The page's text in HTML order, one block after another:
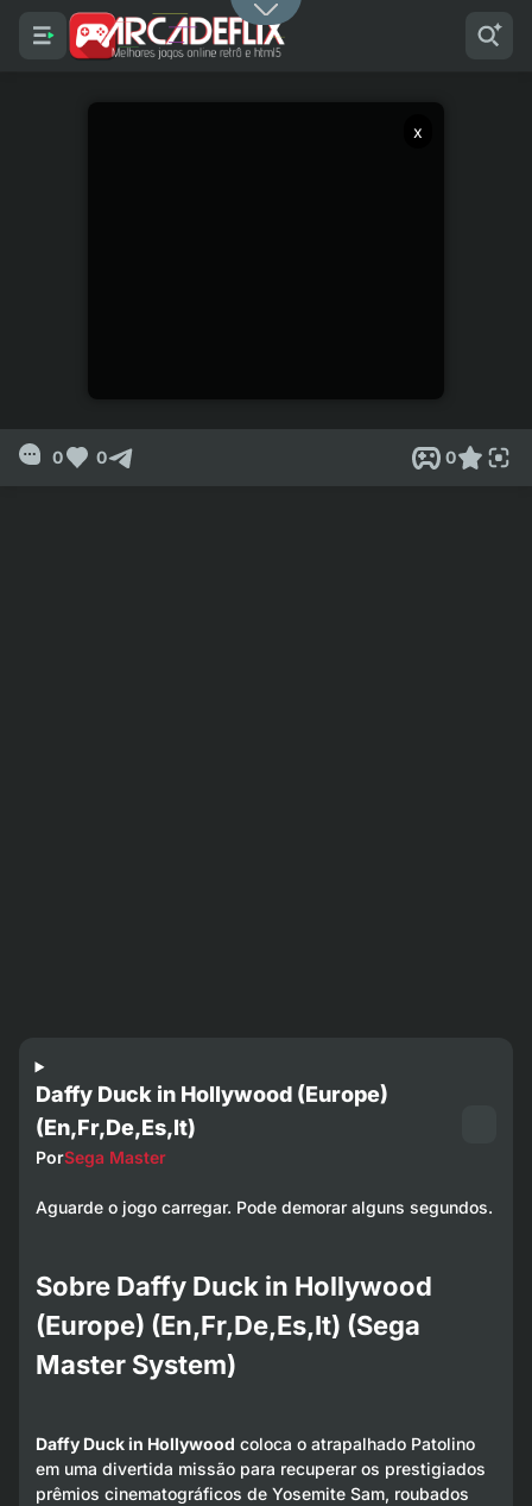
x
0 0 0
Daffy Duck in Hollywood (Europe)
(En,Fr,De,Es,It)
PorSega Master
Aguarde o jogo carregar. Pode demorar alguns segundos.
Sobre Daffy Duck in Hollywood
(Europe) (En,Fr,De,Es,It) (Sega
Master System)
Daffy Duck in Hollywood coloca o atrapalhado Patolino
em uma divertida missão para recuperar os prestigiados
prêmios cinematográficos de Yosemite Sam, roubados